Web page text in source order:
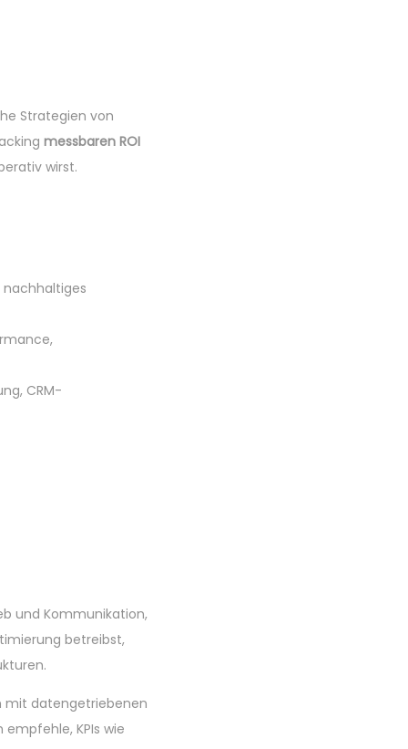
Strategien von
messbaren ROI
wirst.
CRM-
und Kommunikation,
betreibst,
mit datengetriebenen
KPIs wie